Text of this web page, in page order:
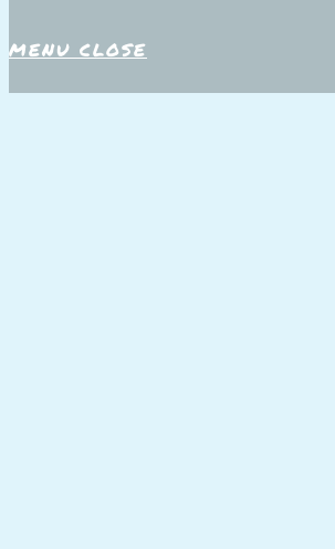
MENU CLOSE